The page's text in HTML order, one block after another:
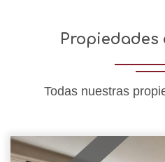
Propiedades
Todas nuestras